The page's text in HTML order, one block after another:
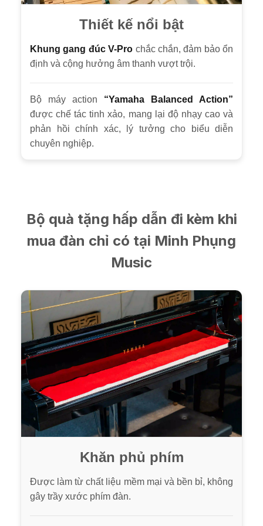
Thiết kế nổi bật
Khung gang đúc V-Pro chắc chắn, đảm bảo ổn
định và cộng hưởng âm thanh vượt trội.
Bộ máy action “Yamaha Balanced Action”
được chế tác tinh xảo, mang lại độ nhạy cao và
phản hồi chính xác, lý tưởng cho biểu diễn
chuyên nghiệp.
Bộ quà tặng hấp dẫn đi kèm khi
mua đàn chỉ có tại Minh Phụng
Music
Khăn phủ phím
Được làm từ chất liệu mềm mại và bền bỉ, không
gây trầy xước phím đàn.